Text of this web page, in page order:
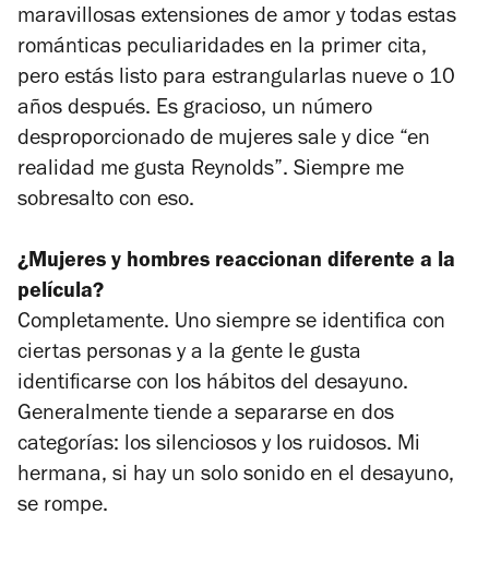
maravillosas extensiones de amor y todas estas
románticas peculiaridades en la primer cita,
pero estás listo para estrangularlas nueve o 10
años después. Es gracioso, un número
desproporcionado de mujeres sale y dice “en
realidad me gusta Reynolds”. Siempre me
sobresalto con eso.
¿Mujeres y hombres reaccionan diferente a la
película?
Completamente. Uno siempre se identifica con
ciertas personas y a la gente le gusta
identificarse con los hábitos del desayuno.
Generalmente tiende a separarse en dos
categorías: los silenciosos y los ruidosos. Mi
hermana, si hay un solo sonido en el desayuno,
se rompe.